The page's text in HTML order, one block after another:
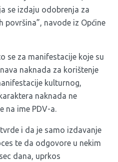
se izdaju odobrenja za
površina”, navode iz Općine
se za manifestacije koje su
naknada za korištenje
kulturnog,
naknada ne
na ime PDV-a.
i da je samo izdavanje
te da odgovore u nekim
dana, uprkos